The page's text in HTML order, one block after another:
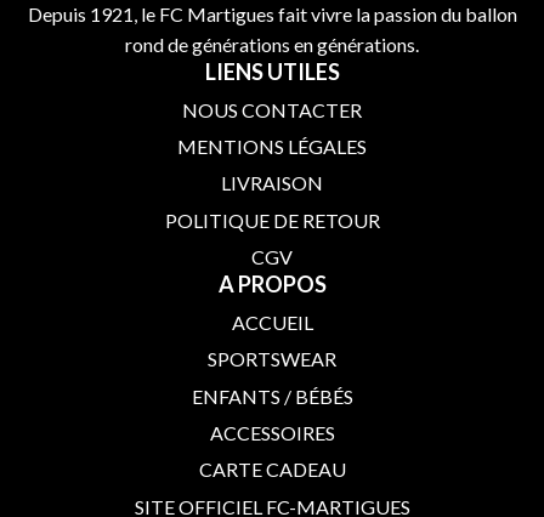
Depuis 1921, le FC Martigues fait vivre la passion du ballon
rond de générations en générations.
LIENS UTILES
NOUS CONTACTER
MENTIONS LÉGALES
LIVRAISON
POLITIQUE DE RETOUR
CGV
A PROPOS
ACCUEIL
SPORTSWEAR
ENFANTS / BÉBÉS
ACCESSOIRES
CARTE CADEAU
SITE OFFICIEL FC-MARTIGUES